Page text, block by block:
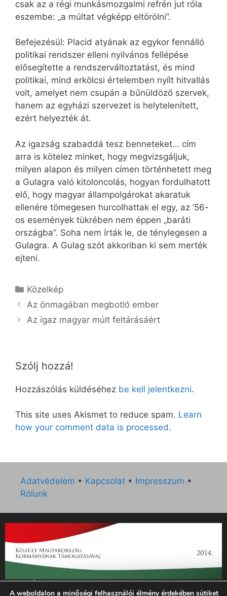
csak az a régi munkásmozgalmi refrén jut róla
eszembe: „a múltat végképp eltörölni”.
Befejezésül: Placid atyának az egykor fennálló
politikai rendszer elleni nyilvános fellépése
elősegítette a rendszerváltoztatást, és mind
politikai, mind erkölcsi értelemben nyílt hitvallás
volt, amelyet nem csupán a bűnüldöző szervek,
hanem az egyházi szervezet is helytelenített,
ezért helyezték át.
Az igazság szabaddá tesz benneteket… cím
arra is kötelez minket, hogy megvizsgáljuk,
milyen alapon és milyen címen történhetett meg
a Gulagra való kitoloncolás, hogyan fordulhatott
elő, hogy magyar állampolgárokat akaratuk
ellenére tömegesen hurcolhattak el egy, az ’56-
os események tükrében nem éppen „baráti
országba”. Soha nem írták le, de ténylegesen a
Gulagra. A Gulag szót akkoriban ki sem merték
ejteni.
Kategória
Közelkép
Az önmagában megbotló ember
Az igaz magyar múlt feltárásáért
Szólj hozzá!
Hozzászólás küldéséhez be kell jelentkezni.
This site uses Akismet to reduce spam. Learn
how your comment data is processed.
Adatvédelem • Kapcsolat • Impresszum •
Rólunk
„Az Új Ember katolikus hetilap 2014. évi működésének
A weboldalon a minőségi felhasználói élmény érdekében sütiket